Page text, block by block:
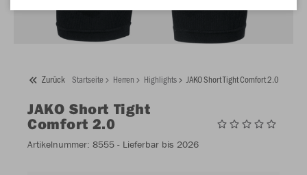
Zurück Startseite Herren Highlights JAKO Short Tight Comfort 2.0
JAKO Short Tight
Comfort 2.0
Artikelnummer: 8555 - Lieferbar bis 2026